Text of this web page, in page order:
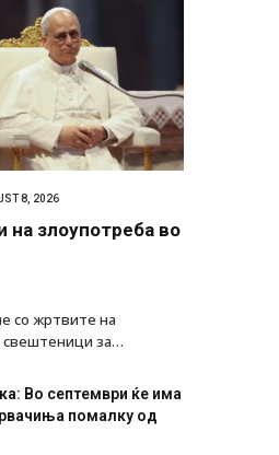
8, 2026
на злоупотреба во
со жртвите на
свештеници за…
Во септември ќе има
помалку од